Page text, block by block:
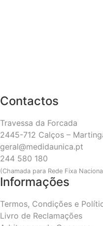
Contactos
Travessa da Forcada
2445-712 Calços –
geral@medidaunica.pt
244 580 180
(Chamada para Rede Fixa
Informações
Termos, Condições e
Livro de Reclamações